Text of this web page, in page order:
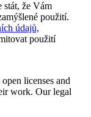
stát, že Vám
použití.
údajů,
použití
licenses and
work. Our legal